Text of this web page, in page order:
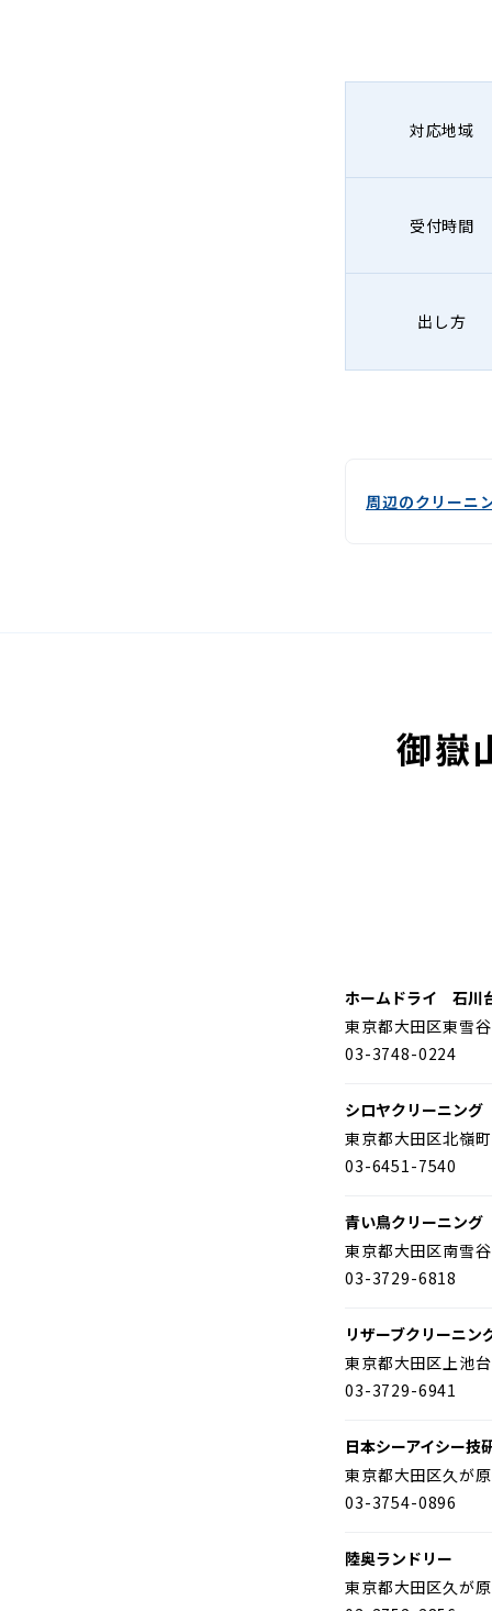
対応地域
受付時間
出し方
周辺のクリーニ
御嶽
ホームドライ 石川
東京都大田区東雪
03-3748-0224
シロヤクリーニン
東京都大田区北嶺
03-6451-7540
青い鳥クリーニン
東京都大田区南雪
03-3729-6818
リザーブクリーニン
東京都大田区上池
03-3729-6941
日本シーアイシー技
東京都大田区久が
03-3754-0896
陸奥ランドリー
東京都大田区久が